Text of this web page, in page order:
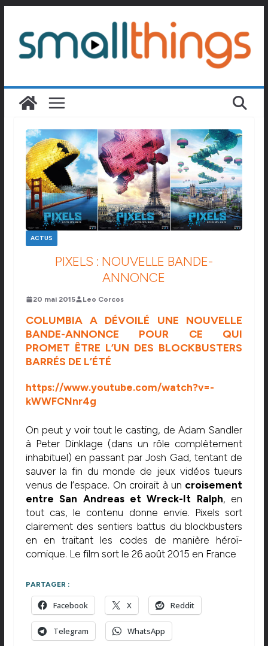
contenu
ACTUS
PIXELS : NOUVELLE BANDE-
ANNONCE
20 mai 2015 Leo Corcos
COLUMBIA A DÉVOILÉ UNE NOUVELLE
BANDE-ANNONCE POUR CE QUI
PROMET ÊTRE L’UN DES BLOCKBUSTERS
BARRÉS DE L’ÉTÉ
https://www.youtube.com/watch?v=-
kWWFCNnr4g
On peut y voir tout le casting, de Adam Sandler
à Peter Dinklage (dans un rôle complètement
inhabituel) en passant par Josh Gad, tentant de
sauver la fin du monde de jeux vidéos tueurs
venus de l’espace. On croirait à un croisement
entre San Andreas et Wreck-It Ralph, en
tout cas, le contenu donne envie. Pixels sort
clairement des sentiers battus du blockbusters
en en traitant les codes de manière héroï-
comique. Le film sort le 26 août 2015 en France
PARTAGER :
Facebook X Reddit
Telegram WhatsApp